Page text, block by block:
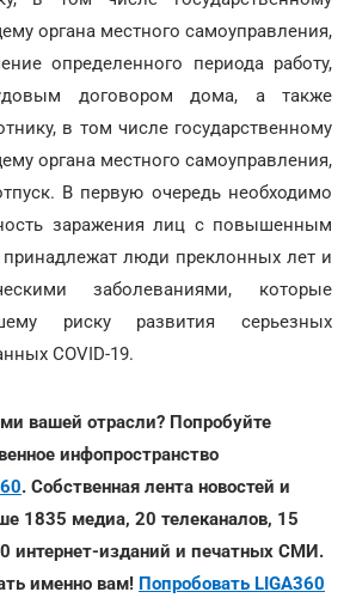
органа местного самоуправления,
определенного периода работу,
договором дома, а также
в том числе государственному
органа местного самоуправления,
В первую очередь необходимо
заражения лиц с повышенным
люди преклонных лет и
заболеваниями, которые
риску развития серьезных
COVID-19.
вашей отрасли? Попробуйте
инфопространство
. Собственная лента новостей и
1835 медиа, 20 телеканалов, 15
интернет-изданий и печатных СМИ.
именно вам! Попробовать LIGA360